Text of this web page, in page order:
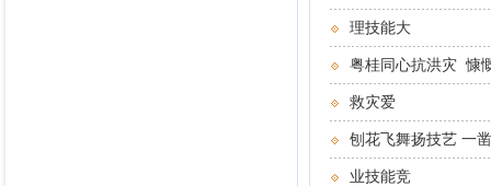
理技能大
粤桂同心抗洪灾 慷
救灾爱
刨花飞舞扬技艺 一
业技能竞